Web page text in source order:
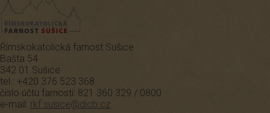
Farnost Sušice
Římskokatolická farnost Sušice
Bašta 54
342 01 Sušice
tel.: +420 376 523 368
číslo účtu farnosti: 821 360 329 / 0800
e-mail: rkf.susice@dicb.cz